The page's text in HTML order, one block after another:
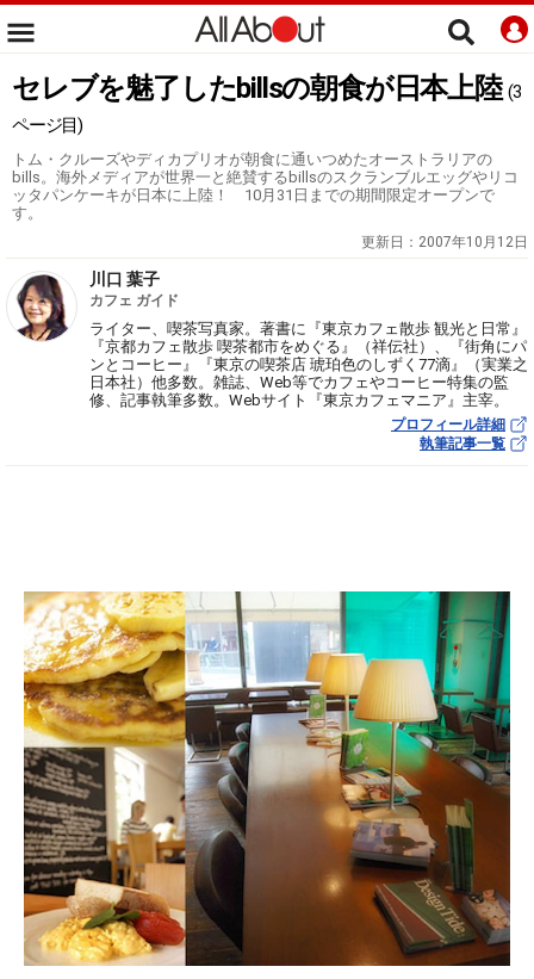
セレブを魅了したbillsの朝食が日本上陸 (3
ページ目)
トム・クルーズやディカプリオが朝食に通いつめたオーストラリアの
bills。海外メディアが世界一と絶賛するbillsのスクランブルエッグやリコ
ッタパンケーキが日本に上陸！ 10月31日までの期間限定オープンで
す。
更新日： 2007年10月12日
川口 葉子
カフェ ガイド
ライター、喫茶写真家。著書に『東京カフェ散歩 観光と日常』
『京都カフェ散歩 喫茶都市をめぐる』（祥伝社）、『街角にパ
ンとコーヒー』『東京の喫茶店 琥珀色のしずく77滴』（実業之
日本社）他多数。雑誌、Web等でカフェやコーヒー特集の監
修、記事執筆多数。Webサイト『東京カフェマニア』主宰。
プロフィール詳細
執筆記事一覧